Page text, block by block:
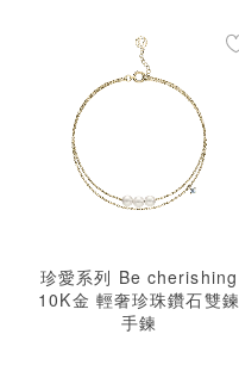
珍愛系列 Be cherishing
10K金 輕奢珍珠鑽石雙鍊
手鍊